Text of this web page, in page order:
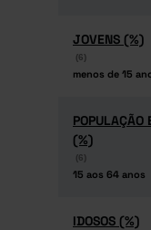
JOVENS (%)
(6)
menos de 15
JOVENS (%)
(6)
menos de 15
POPULAÇÃO
(%)
(6)
15 aos 64 anos
POPULAÇÃO
(%)
(6)
15 aos 64 anos
IDOSOS (%)
IDOSOS (%)